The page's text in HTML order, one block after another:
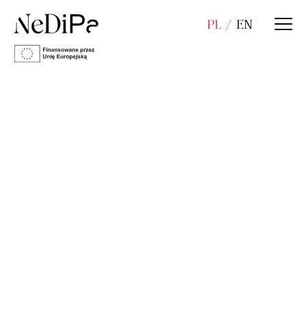
PL EN